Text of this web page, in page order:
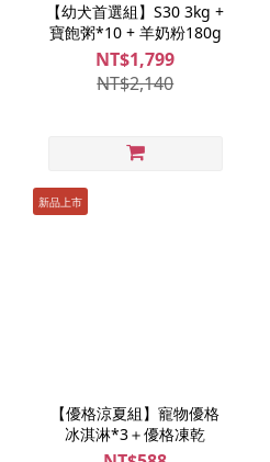
【幼犬首選組】S30 3kg +
寶飽粥*10 + 羊奶粉180g
NT$1,799
NT$2,140
新品上市
【優格涼夏組】寵物優格
冰淇淋*3＋優格凍乾